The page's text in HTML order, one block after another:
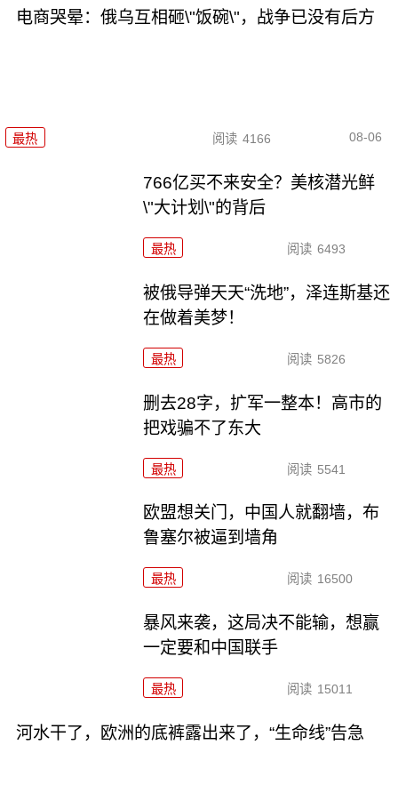
电商哭晕：俄乌互相砸\"饭碗\"，战争已没有后方
最热 阅读 4166 08-06
766亿买不来安全？美核潜光鲜
\"大计划\"的背后
最热 阅读 6493
被俄导弹天天“洗地”，泽连斯基还
在做着美梦！
最热 阅读 5826
删去28字，扩军一整本！高市的
把戏骗不了东大
最热 阅读 5541
欧盟想关门，中国人就翻墙，布
鲁塞尔被逼到墙角
最热 阅读 16500
暴风来袭，这局决不能输，想赢
一定要和中国联手
最热 阅读 15011
河水干了，欧洲的底裤露出来了，“生命线”告急